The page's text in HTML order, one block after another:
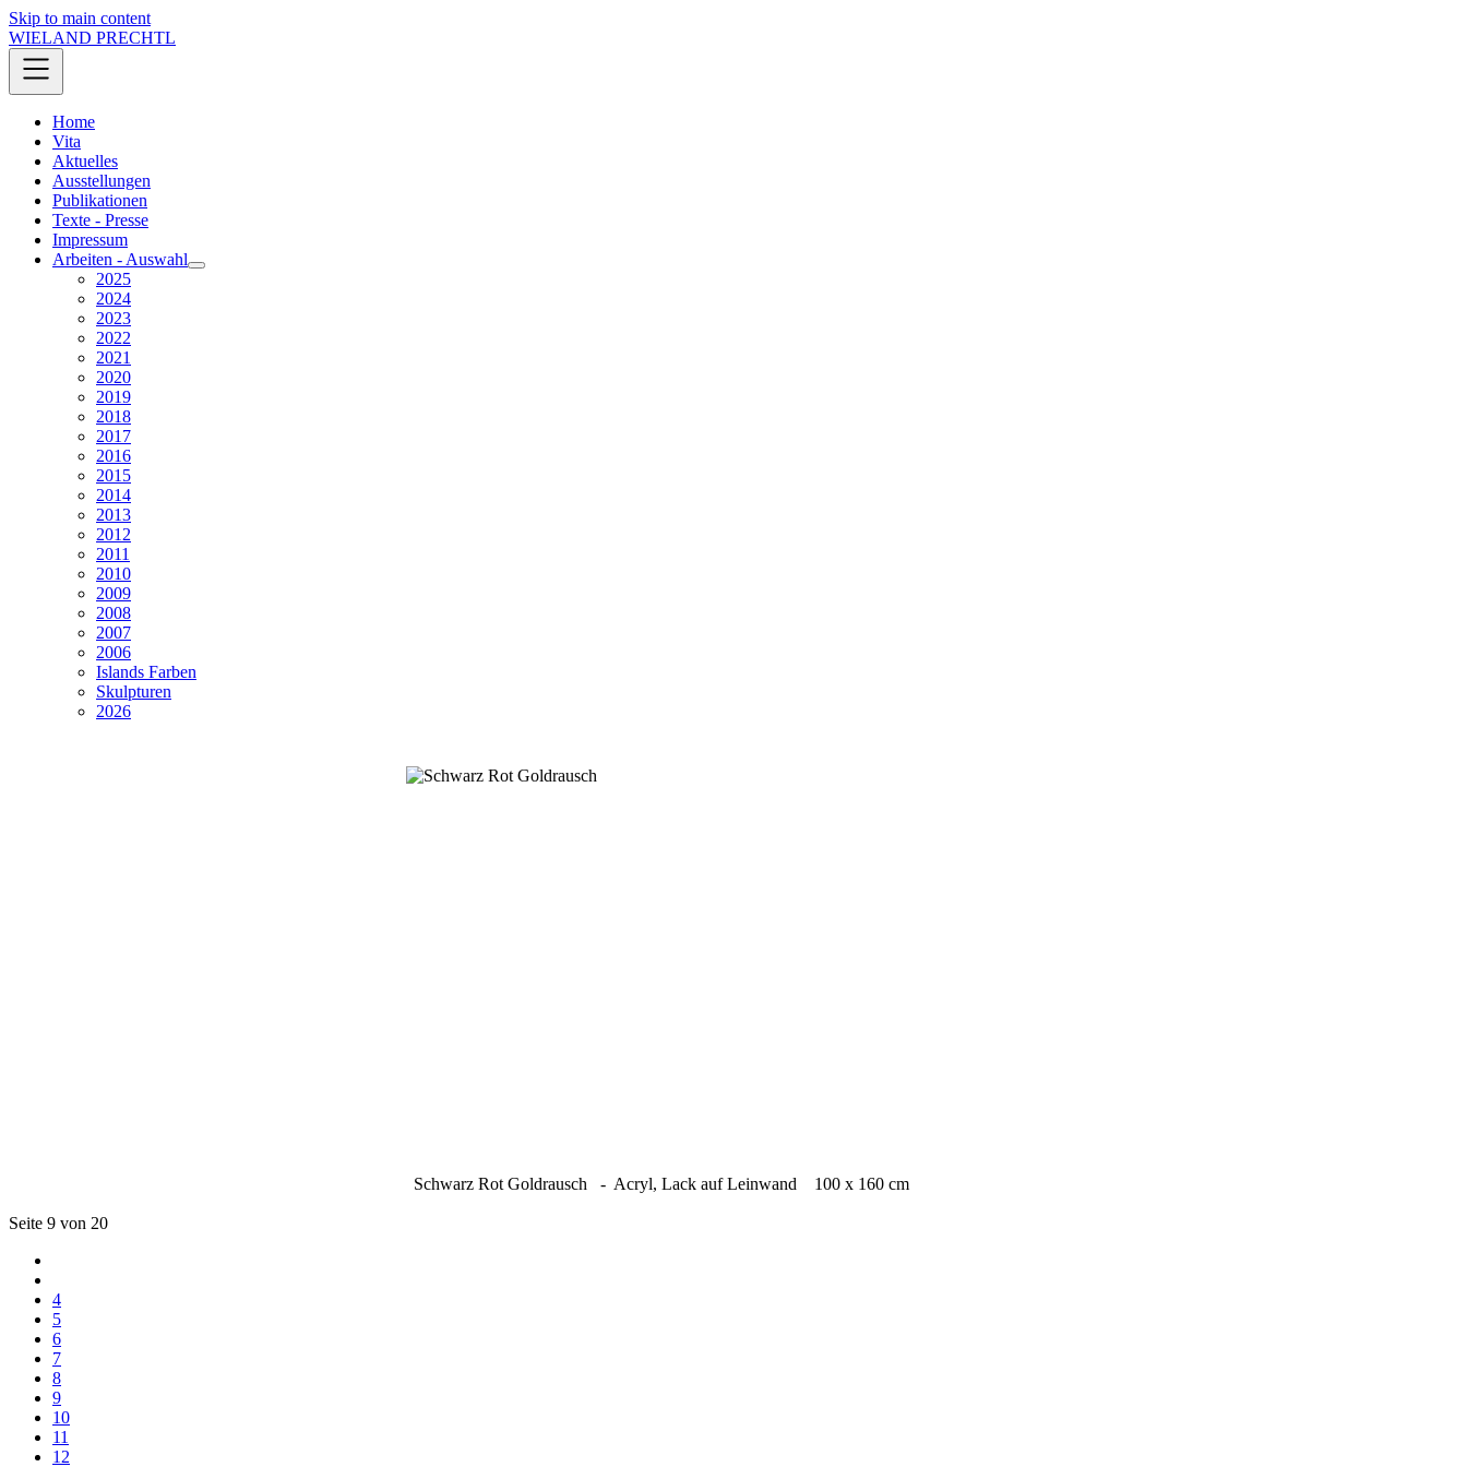
Skip to main content
WIELAND PRECHTL
Home
Vita
Aktuelles
Ausstellungen
Publikationen
Texte - Presse
Impressum
Arbeiten - Auswahl
2025
2024
2023
2022
2021
2020
2019
2018
2017
2016
2015
2014
2013
2012
2011
2010
2009
2008
2007
2006
Islands Farben
Skulpturen
2026
Schwarz Rot Goldrausch - Acryl, Lack auf Leinwand 100 x 160 cm
Seite 9 von 20
4
5
6
7
8
9
10
11
12